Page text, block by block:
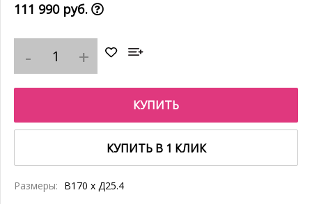
111 990 руб.
КУПИТЬ
КУПИТЬ В 1 КЛИК
Размеры: В170 x Д25.4